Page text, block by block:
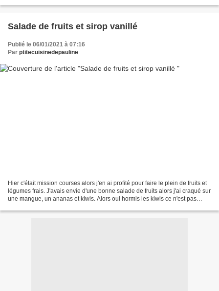
Salade de fruits et sirop vanillé
Publié le 06/01/2021 à 07:16
Par ptitecuisinedepauline
Hier c'était mission courses alors j'en ai profité pour faire le plein de fruits et
légumes frais. J'avais envie d'une bonne salade de fruits alors j'ai craqué sur
une mangue, un ananas et kiwis. Alors oui hormis les kiwis ce n'est pas